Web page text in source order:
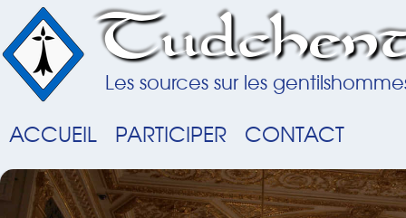
Les sources sur les
ACCUEIL PARTICIPER CONTACT